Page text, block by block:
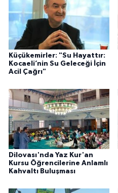
Küçükemirler: "Su Hayattır:
Kocaeli’nin Su Geleceği İçin
Acil Çağrı"
Dilovası'nda Yaz Kur'an
Kursu Öğrencilerine Anlamlı
Kahvaltı Buluşması